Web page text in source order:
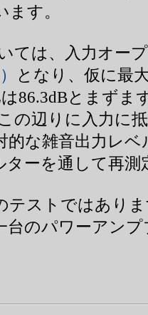
す。
ては、入力オー
となり、仮に最
は86.3dBとまず
辺りに入力に
的な雑音出力レ
ターを通して再測
テストではあり
のパワーアンプ